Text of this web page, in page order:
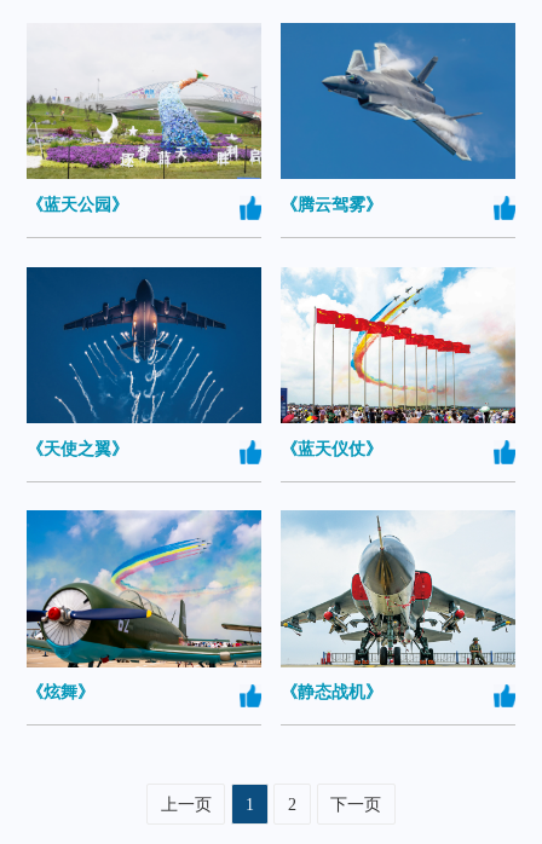
《蓝天公园》 《腾云驾雾》
《天使之翼》 《蓝天仪仗》
《炫舞》 《静态战机》
上一页 1 2 下一页